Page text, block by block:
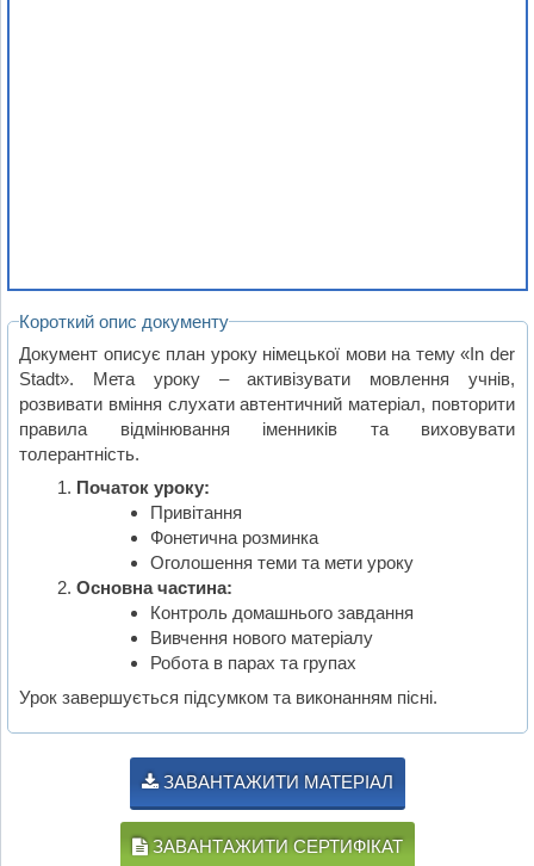
Короткий опис документу
Документ описує план уроку німецької мови на тему «In der
Stadt». Мета уроку – активізувати мовлення учнів,
розвивати вміння слухати автентичний матеріал, повторити
правила відмінювання іменників та виховувати
толерантність.
Початок уроку:
Привітання
Фонетична розминка
Оголошення теми та мети уроку
Основна частина:
Контроль домашнього завдання
Вивчення нового матеріалу
Робота в парах та групах
Урок завершується підсумком та виконанням пісні.
ЗАВАНТАЖИТИ МАТЕРІАЛ
ЗАВАНТАЖИТИ СЕРТИФІКАТ